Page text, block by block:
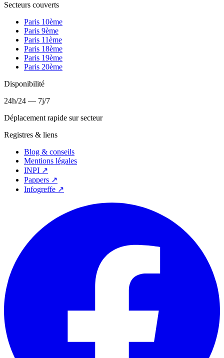
Secteurs couverts
Paris 10ème
Paris 9ème
Paris 11ème
Paris 18ème
Paris 19ème
Paris 20ème
Disponibilité
24h/24 — 7j/7
Déplacement rapide sur secteur
Registres & liens
Blog & conseils
Mentions légales
INPI ↗
Pappers ↗
Infogreffe ↗